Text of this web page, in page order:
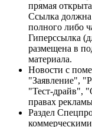
прямая
Ссылка должна
полного либо
Гиперссылка
размещена в
материала.
Новости с
"Заявление",
"Тест-драйв",
правах
Раздел